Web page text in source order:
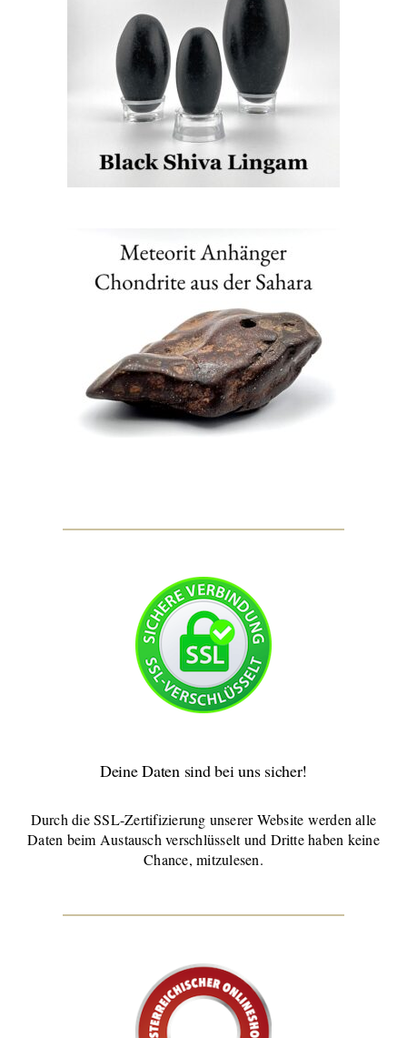
Deine Daten sind bei uns sicher!
Durch die SSL-Zertifizierung unserer Website werden alle
Daten beim Austausch verschlüsselt und Dritte haben keine
Chance, mitzulesen.